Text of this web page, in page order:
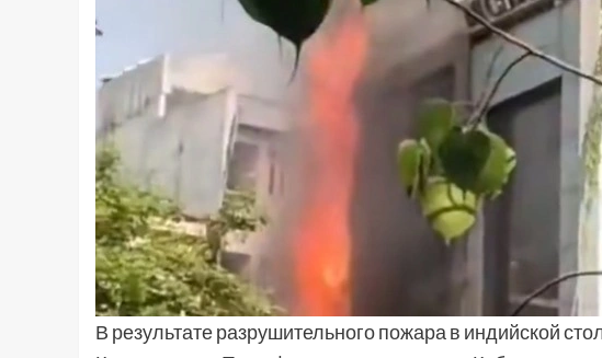
В результате разрушительного пожара в индийской